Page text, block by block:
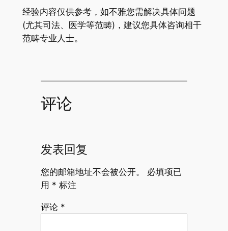
经验内容仅供参考，如不雅您需解决具体问题
(尤其司法、医学等范畴)，建议您具体咨询相干
范畴专业人士。
评论
发表回复
您的邮箱地址不会被公开。
必填项已
用 * 标注
评论 *